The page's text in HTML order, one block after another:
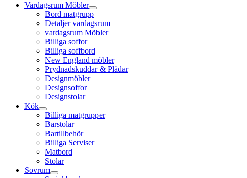
Vardagsrum Möbler
Bord matgrupp
Detaljer vardagsrum
vardagsrum Möbler
Billiga soffor
Billiga soffbord
New England möbler
Prydnadskuddar & Plädar
Designmöbler
Designsoffor
Designstolar
Kök
Billiga matgrupper
Barstolar
Bartillbehör
Billiga Serviser
Matbord
Stolar
Sovrum